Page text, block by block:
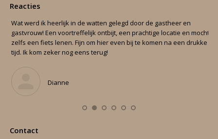
Reacties
Wat werd ik heerlijk in de watten gelegd door de gastheer en
gastvrouw! Een voortreffelijk ontbijt, een prachtige locatie en mocht
zelfs een fiets lenen. Fijn om hier even bij te komen na een drukke
tijd. Ik kom zeker nog eens terug!
Dianne
Contact